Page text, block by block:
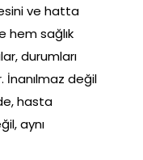
ve hatta
hem sağlık
durumları
İnanılmaz değil
hasta
aynı